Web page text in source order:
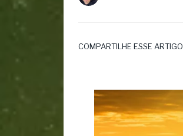
COMPARTILHE ESSE ARTIGO